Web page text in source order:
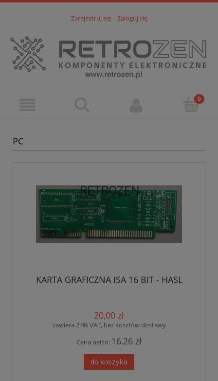
Zarejestruj się Zaloguj się
PC
KARTA GRAFICZNA ISA 16 BIT - HASL
20,00 zł
zawiera 23% VAT, bez kosztów dostawy
Cena netto: 16,26 zł
do koszyka